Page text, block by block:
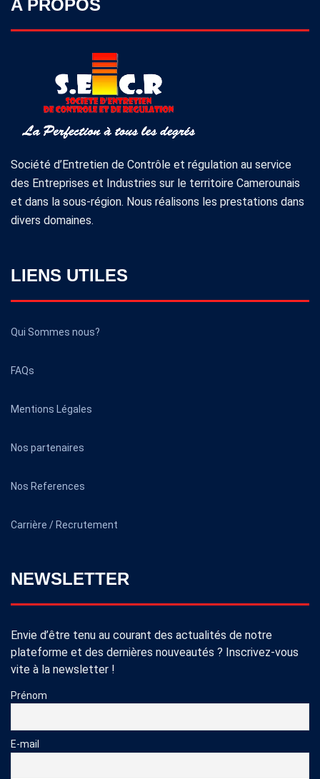
A PROPOS
Société d’Entretien de Contrôle et régulation au service
des Entreprises et Industries sur le territoire Camerounais
et dans la sous-région. Nous réalisons les prestations dans
divers domaines.
LIENS UTILES
Qui Sommes nous?
FAQs
Mentions Légales
Nos partenaires
Nos References
Carrière / Recrutement
NEWSLETTER
Envie d’être tenu au courant des actualités de notre
plateforme et des dernières nouveautés ? Inscrivez-vous
vite à la newsletter !
Prénom
E-mail